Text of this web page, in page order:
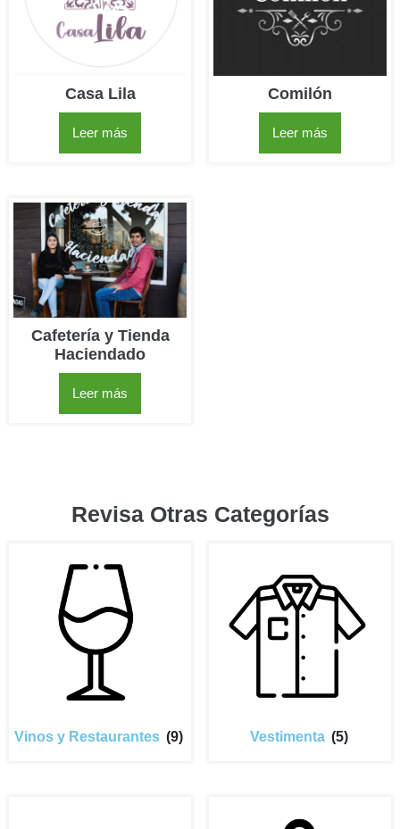
Casa Lila
Leer más
Comilón
Leer más
Cafetería y Tienda
Haciendado
Leer más
Revisa Otras Categorías
Vinos y Restaurantes (9) Vestimenta (5)